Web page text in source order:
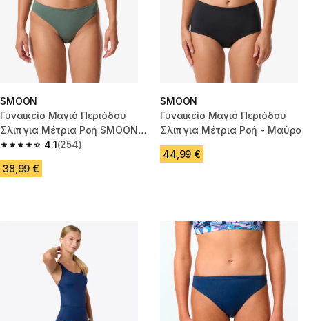
SMOON
Γυναικείο Μαγιό Περιόδου
Σλιπ για Μέτρια Ροή SMOON -
Χακί
4.1
4.1 out of 5 stars from 254 reviews
(254)
38,99 €
SMOON
Γυναικείο Μαγιό Περιόδου
Σλιπ για Μέτρια Ροή - Μαύρο
44,99 €